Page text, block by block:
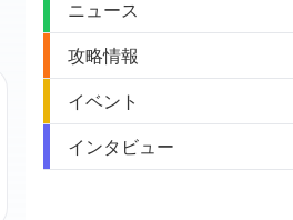
ニュース
攻略情報
イベント
インタビュー